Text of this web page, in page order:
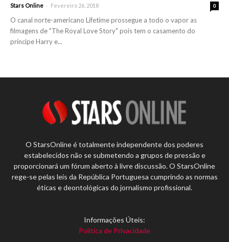
Stars Online - Fevereiro 26, 2018 0
O canal norte-americano Lifetime prossegue a todo o vapor as
filmagens de "The Royal Love Story" pois tem o casamento do
príncipe Harry e...
O StarsOnline é totalmente independente dos poderes
estabelecidos não se submetendo a grupos de pressão e
proporcionará um fórum aberto à livre discussão. O StarsOnline
rege-se pelas leis da República Portuguesa cumprindo as normas
éticas e deontológicas do jornalismo profissional.
Informações Úteis:
Política de Privacidade